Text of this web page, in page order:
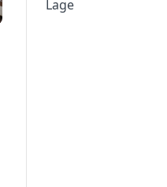
Lage